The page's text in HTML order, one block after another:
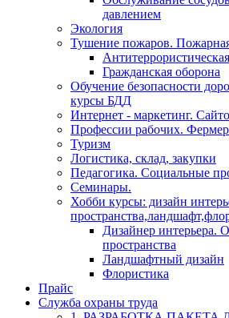
давлением
Экология
Тушение пожаров. Пожарная
Гражданская оборона
Обучение безопасности
курсы БДД
Интернет - маркетинг.
Профессии рабочих.
Туризм
Логистика, склад, закупки
Педагогика. Социальные
Семинары.
Хобби курсы: дизайн
Дизайнер интерьера.
пространства
Ландшафтный дизайн
Флористика
Прайс
Служба охраны труда